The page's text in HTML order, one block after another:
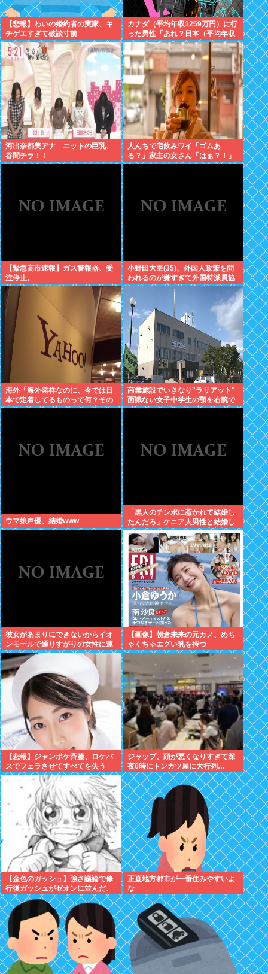
【悲報】わいの婚約者の実家、キ
チゲエすぎて破談寸前
カナダ（平均年収1259万円）に行
った男性「あれ？日本（平均年収
443万円）のフルーツ高すぎな
い？」
河出奈都美アナ ニットの巨乳、
谷間チラ！！
人んちで宅飲みワイ「ゴムあ
る？」家主の女さん「はぁ？！」
⇒結果www
【緊急高市速報】ガス警報器、受
注停止。
小野田大臣(35)、外国人政策を問
われるのが嫌すぎて外国特派員協
会の招待を連続拒否www
海外「海外発祥なのに、今では日
本で定着してるものって何？その
逆も教えて！」（海外の反応）
商業施設でいきなり"ラリアット"
面識ない女子中学生の顎を右腕で
殴打 22歳女性を暴行容疑で逮捕
ウマ娘声優、結婚www
「黒人のチンポに惹かれて結婚し
たんだろ」ケニア人男性と結婚し
た日本人女性（31）に”誹謗中
傷”殺到
彼女があまりにできないからイオ
ンモールで通りすがりの女性に連
絡先書いた紙渡すよ
【画像】朝倉未来の元カノ、めち
ゃくちゃエグい乳を持つ
【悲報】ジャンポケ斉藤、ロケバ
スでフェラさせてすべてを失う
ジャップ、頭が悪くなりすぎて深
夜0時にトンカツ屋に大行列…
【金色のガッシュ】強さ議論で修
行後ガッシュがゼオンに並んだ、
超えてたって意見に納得いかない
んだけど
正直地方都市が一番住みやすいよ
な